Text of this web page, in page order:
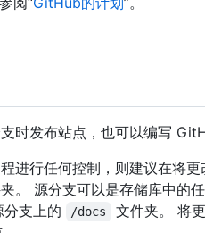
时发布站点，也可以编写
进行任何控制，则建议在将
。 源分支可以是存储库中的
支上的 /docs
文件夹。 将